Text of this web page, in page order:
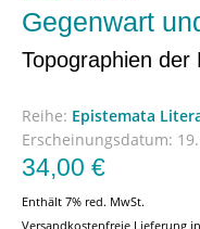
Gegenwart
Topographien der
Reihe: Epistemata
Erscheinungsdatum:
34,00 €
Enthält 7% red. MwSt.
Versandkostenfreie Lieferung